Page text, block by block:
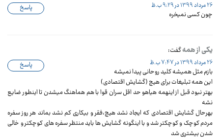
26 مرداد 1399 در 9:29 ب.ظ
چون کسی نمیخره
پاسخ
یکی از همهگفت:
26 مرداد 1399 در 7:47 ب.ظ
بازم مثل همیشه کلید روحانی پیدا نمیشه
این همه تبلیغات برای هیچ (گشایش اقتصادی)
بهتر نبود قبل از اینهمه هیاهو حد اقل سران قوا با هم هماهنگ میشدن تا اینطور ضایع
نشه
بهرحال گشایش اقتصادی که ایجاد نشد هیچ،فقر و بیکاری کم نشد بماند هر روز سفره
مردم کوچک و کوچکتر شد و با اینگونه گشایش ها باید منتظر سفره های کوچکتر و خالی
شدن بیشتری شد
پاسخ